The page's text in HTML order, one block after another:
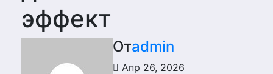
эффект
Отadmin
Апр 26, 2026